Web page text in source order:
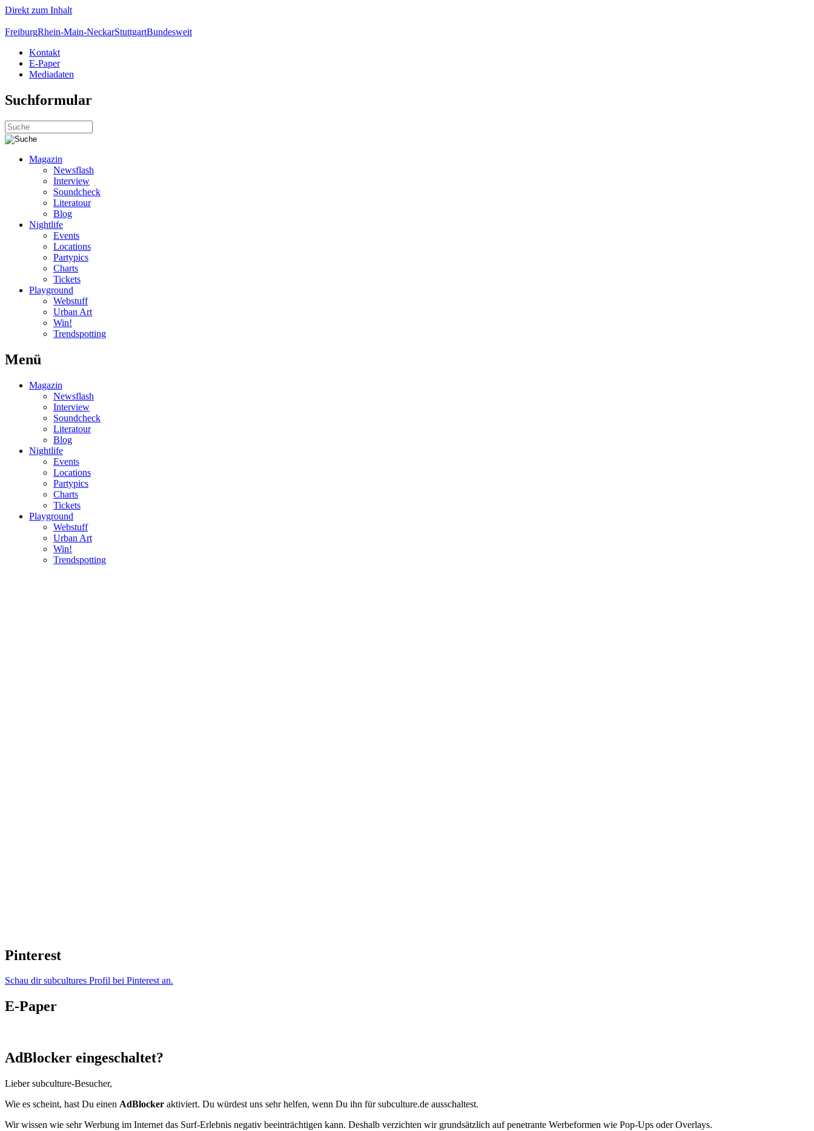
Direkt zum Inhalt
FreiburgRhein-Main-NeckarStuttgartBundesweit
Kontakt
E-Paper
Mediadaten
Suchformular
Magazin
Newsflash
Interview
Soundcheck
Literatour
Blog
Nightlife
Events
Locations
Partypics
Charts
Tickets
Playground
Webstuff
Urban Art
Win!
Trendspotting
Menü
Magazin
Newsflash
Interview
Soundcheck
Literatour
Blog
Nightlife
Events
Locations
Partypics
Charts
Tickets
Playground
Webstuff
Urban Art
Win!
Trendspotting
Pinterest
Schau dir subcultures Profil bei Pinterest an.
E-Paper
AdBlocker eingeschaltet?
Lieber subculture-Besucher,
Wie es scheint, hast Du einen AdBlocker aktiviert. Du würdest uns sehr helfen, wenn Du ihn für subculture.de ausschaltest.
Wir wissen wie sehr Werbung im Internet das Surf-Erlebnis negativ beeinträchtigen kann. Deshalb verzichten wir grundsätzlich auf penetrante Werbeformen wie Pop-Ups oder Overlays.